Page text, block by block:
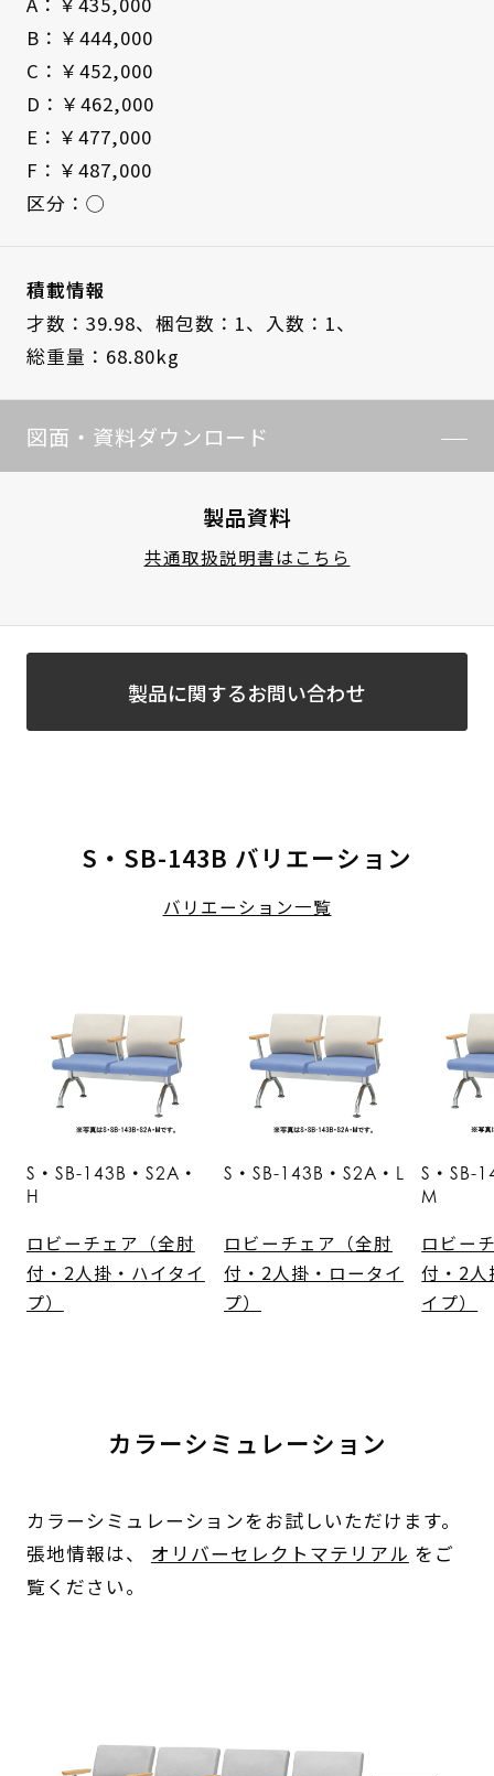
B：￥444,000
C：￥452,000
D：￥462,000
E：￥477,000
F：￥487,000
区分：◯
積載情報
才数：39.98、 梱包数：1、 入数：1、
総重量：68.80kg
図面・資料ダウンロード
製品資料
共通取扱説明書はこちら
製品に関するお問い合わせ
S・SB-143B バリエーション
バリエーション一覧
S・SB-143B・S2A・
H
ロビーチェア（全肘
付・2人掛・ハイタイ
プ）
S・SB-143B・S2A・L
ロビーチェア（全肘
付・2人掛・ロータイ
プ）
S・SB-
M
ロビー
付・2人
イプ）
カラーシミュレーション
カラーシミュレーションをお試しいただけます。
張地情報は、 オリバーセレクトマテリアル をご
覧ください。